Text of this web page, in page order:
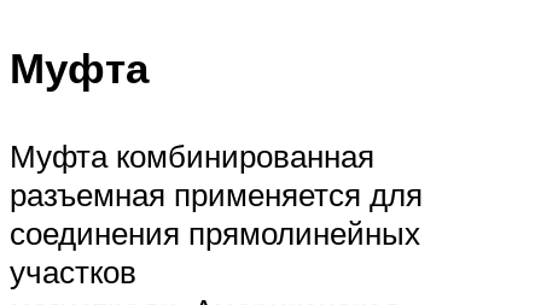
Муфта
Муфта комбинированная
разъемная применяется для
соединения прямолинейных
участков